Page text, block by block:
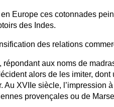
Europe ces cotonnades
des Indes.
des relations
aux noms de
alors de les imiter,
XVIIe siècle, l’impression
provençales ou de